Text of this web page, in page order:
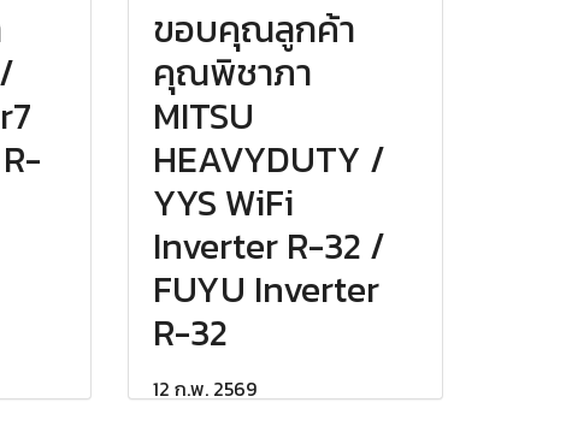
ขอบคุณลูกค้า
คุณพิชาภา
MITSU
HEAVYDUTY /
YYS WiFi
Inverter R-32 /
FUYU Inverter
R-32
12 ก.พ. 2569